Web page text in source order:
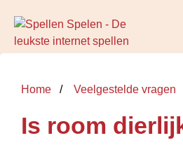
Home Veelgestelde vragen
Is room